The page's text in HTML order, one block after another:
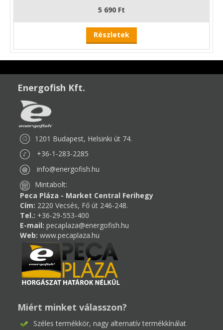
5 690 Ft
Részletek
Energofish Kft.
1201 Budapest, Helsinki út 74.
+36-1-283-2285
info@energofish.hu
Mintabolt:
Peca Pláza - Market Central Ferihegy
Cím: 2220 Vecsés, Fő út 246-248.
Tel.: +36-29-553-400
E-mail: pecaplaza@energofish.hu
Web: www.pecaplaza.hu
Miért minket válasszon?
Széles termékkör, nagy alternatív termékkínálat